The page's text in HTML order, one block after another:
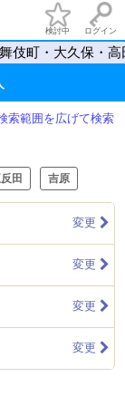
検討中 ログイン
伎町・大久保・高
索範囲を広げて検索
田 吉原
変更
変更
変更
変更